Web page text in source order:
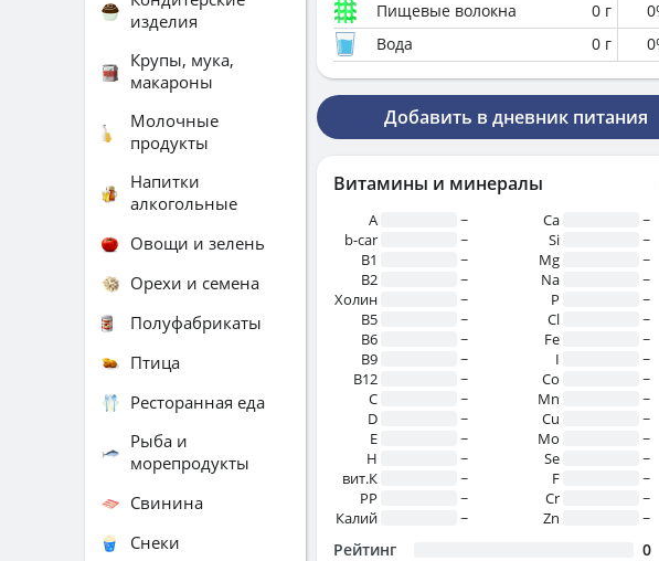
Пищевые волокна
0 г 0
Вода
0 г 0
Добавить в дневник питания
Витамины и минералы
A
~
b-car
~
В1
~
B2
~
Холин
~
B5
~
B6
~
B9
~
B12
~
C
~
D
~
E
~
H
~
вит.К
~
PP
~
Калий
~
Ca
~
Si
~
Mg
~
Na
~
P
~
Cl
~
Fe
~
I
~
Co
~
Mn
~
Cu
~
Mo
~
Se
~
F
~
Cr
~
Zn
~
Рейтинг 0
изделия
Крупы, мука,
макароны
Молочные
продукты
Напитки
алкогольные
Овощи и зелень
Орехи и семена
Полуфабрикаты
Птица
Ресторанная еда
Рыба и
морепродукты
Свинина
Снеки